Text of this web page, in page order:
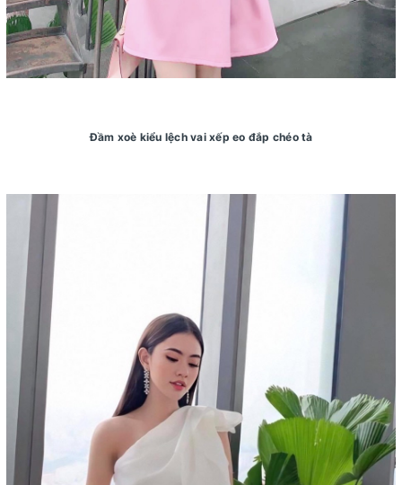
Đầm xoè kiểu lệch vai xếp eo đắp chéo tà